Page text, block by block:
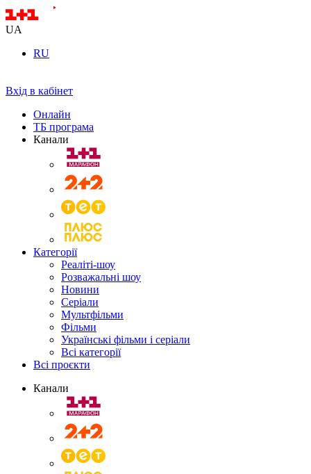
UA
RU
Вхід в кабінет
Онлайн
ТБ програма
Канали
Категорії
Реаліті-шоу
Розважальні шоу
Новини
Серіали
Мультфільми
Фільми
Українські фільми і серіали
Всі категорії
Всі проєкти
Канали